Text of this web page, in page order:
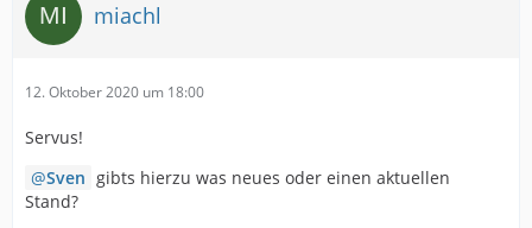
miachl
12. Oktober 2020 um 18:00
Servus!
Sven gibts hierzu was neues oder einen aktuellen
Stand?